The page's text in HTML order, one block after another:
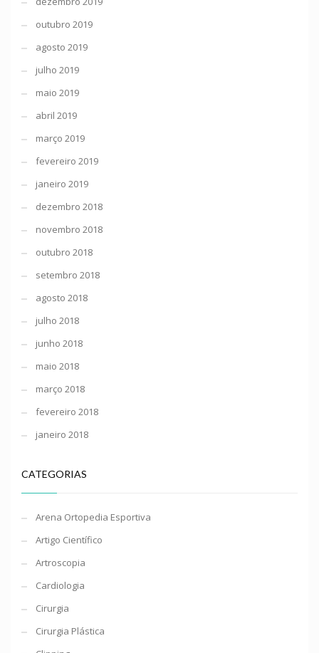
outubro 2019
agosto 2019
julho 2019
maio 2019
abril 2019
março 2019
fevereiro 2019
janeiro 2019
dezembro 2018
novembro 2018
outubro 2018
setembro 2018
agosto 2018
julho 2018
junho 2018
maio 2018
março 2018
fevereiro 2018
janeiro 2018
CATEGORIAS
Arena Ortopedia Esportiva
Artigo Científico
Artroscopia
Cardiologia
Cirurgia
Cirurgia Plástica